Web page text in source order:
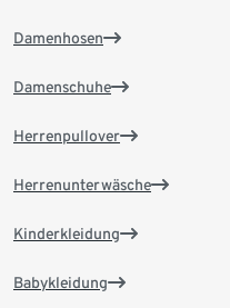
Damenhosen
Damenschuhe
Herrenpullover
Herrenunterwäsche
Kinderkleidung
Babykleidung